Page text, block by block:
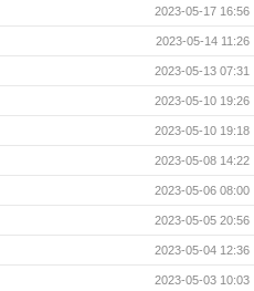
2023-05-17 16:56
2023-05-14 11:26
2023-05-13 07:31
2023-05-10 19:26
2023-05-10 19:18
2023-05-08 14:22
2023-05-06 08:00
2023-05-05 20:56
2023-05-04 12:36
2023-05-03 10:03